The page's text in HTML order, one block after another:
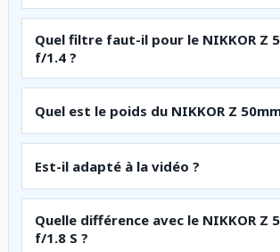
Quel filtre faut-il pour le NIKKOR Z
f/1.4 ?
Quel est le poids du NIKKOR Z
Est-il adapté à la vidéo ?
Quelle différence avec le NIKKOR Z
f/1.8 S ?